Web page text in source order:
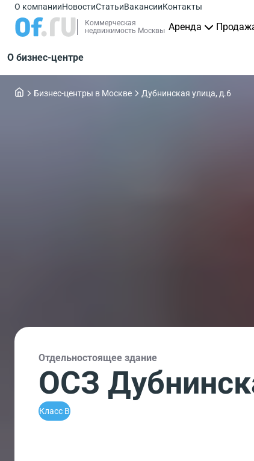
О компанииНовостиСтатьиВакансииКонтакты
Коммерческая
недвижимость Москвы Аренда
О бизнес-центре
Бизнес-центры в Москве Дубнинская улица, д.6
Отдельностоящее здание
ОСЗ
Класс B